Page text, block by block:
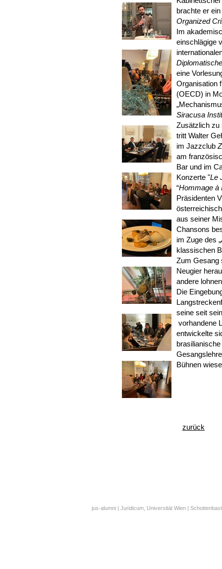
brachte er
Organized
Im
einschlägige
eine
Organisation
(OECD) in
Siracusa
Zusätzlich zu
tritt Walter
im Jazzclub
am
Bar und im
Konzerte "Le
“Hommage à
Präsidenten
aus seiner
Chansons
im Zuge des „
klassischen
Zum Gesang
Neugier
andere
Die
seine seit
vorhandene
entwickelte
Bühnen
zurück
jus-alumni | Juridicum, Universität Wien |